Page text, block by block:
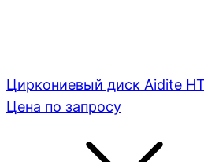
Циркониевый диск Aidite
Цена по запросу